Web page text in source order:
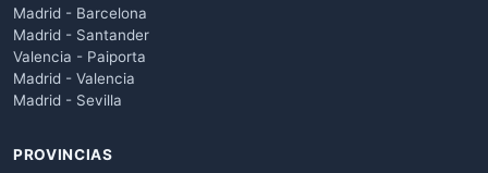
Madrid - Barcelona
Madrid - Santander
Valencia - Paiporta
Madrid - Valencia
Madrid - Sevilla
PROVINCIAS